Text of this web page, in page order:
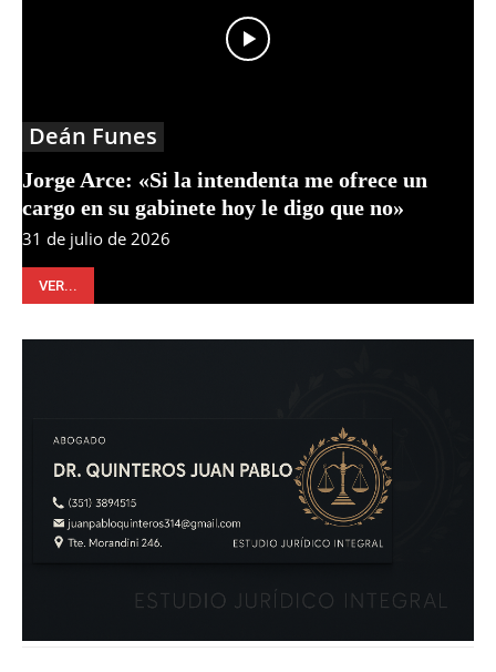
Deán Funes
Jorge Arce: «Si la intendenta me ofrece un
cargo en su gabinete hoy le digo que no»
31 de julio de 2026
VER...